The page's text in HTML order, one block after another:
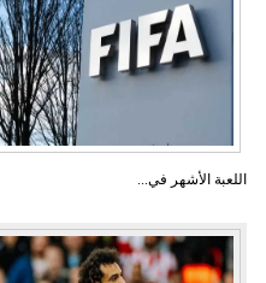
اللعبة الأشهر في...